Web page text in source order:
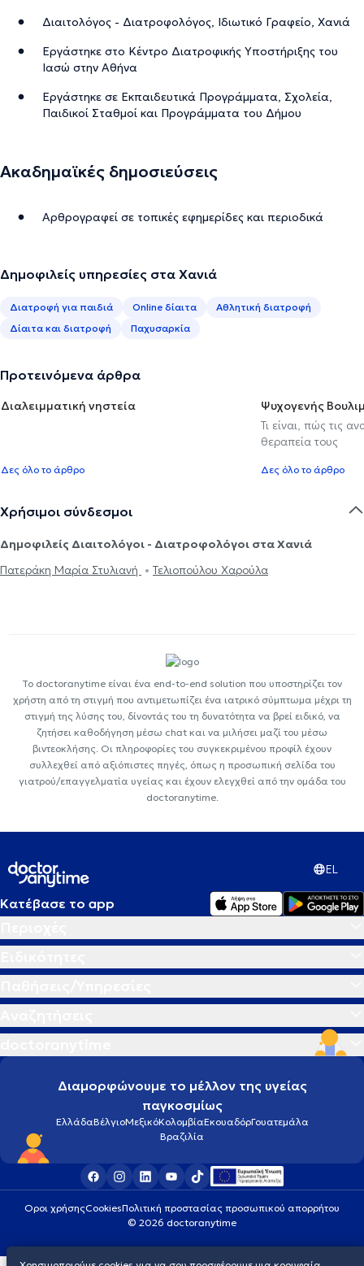
Διαιτολόγος - Διατροφολόγος, Ιδιωτικό Γραφείο, Χανιά
Εργάστηκε στο Κέντρο Διατροφικής Υποστήριξης του
Ιασώ στην Αθήνα
Εργάστηκε σε Εκπαιδευτικά Προγράμματα, Σχολεία,
Παιδικοί Σταθμοί και Προγράμματα του Δήμου
Ακαδημαϊκές δημοσιεύσεις
Αρθρογραφεί σε τοπικές εφημερίδες και περιοδικά
Δημοφιλείς υπηρεσίες στα Χανιά
Διατροφή για παιδιά Online δίαιτα
Αθλητική διατροφή
Δίαιτα και διατροφή
Παχυσαρκία
Προτεινόμενα άρθρα
Διαλειμματική νηστεία
Δες όλο το άρθρο
Ψυχογενής
Τι είναι, πώς τις
θεραπεία τους
Δες όλο το άρθρο
Χρήσιμοι σύνδεσμοι
Δημοφιλείς Διαιτολόγοι - Διατροφολόγοι στα Χανιά
Πατεράκη Μαρία Στυλιανή
Τελιοπούλου Χαρούλα
Το doctoranytime είναι ένα end-to-end solution που υποστηρίζει τον
χρήστη από τη στιγμή που αντιμετωπίζει ένα ιατρικό σύμπτωμα μέχρι τη
στιγμή της λύσης του, δίνοντάς του τη δυνατότητα να βρεί ειδικό, να
ζητήσει καθοδήγηση μέσω chat και να μιλήσει μαζί του μέσω
βιντεοκλήσης. Οι πληροφορίες του συγκεκριμένου προφίλ έχουν
συλλεχθεί από αξιόπιστες πηγές, όπως η προσωπική σελίδα του
γιατρού/επαγγελματία υγείας και έχουν ελεγχθεί από την ομάδα του
doctoranytime.
EL
Κατέβασε το app
Διαμορφώνουμε το μέλλον της υγείας
παγκοσμίως
ΕλλάδαΒέλγιοΜεξικόΚολομβίαΕκουαδόρΓουατεμάλα
Βραζιλία
Οροι χρήσηςCookiesΠολιτική προστασίας προσωπικού απορρήτου
© 2026 doctoranytime